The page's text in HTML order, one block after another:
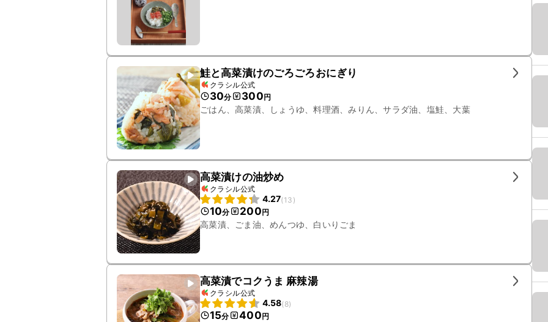
鮭と高菜漬けのごろごろおにぎり
クラシル公式
30分 300円
ごはん、高菜漬、しょうゆ、料理酒、みりん、サラダ油、塩鮭、大葉
高菜漬けの油炒め
クラシル公式
4.27(13 )
10分 200円
高菜漬、ごま油、めんつゆ、白いりごま
高菜漬でコクうま 麻辣湯
クラシル公式
4.58(8)
15分 400円